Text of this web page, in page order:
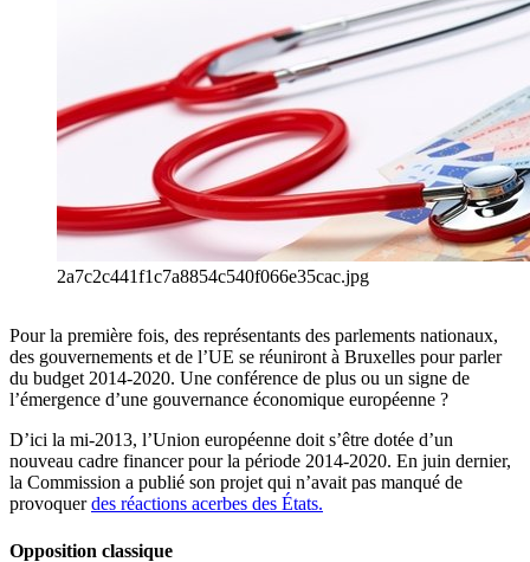
2a7c2c441f1c7a8854c540f066e35cac.jpg
Pour la première fois, des représentants des parlements nationaux,
des gouvernements et de l’UE se réuniront à Bruxelles pour parler
du budget 2014-2020. Une conférence de plus ou un signe de
l’émergence d’une gouvernance économique européenne ?
D’ici la mi-2013, l’Union européenne doit s’être dotée d’un
nouveau cadre financer pour la période 2014-2020. En juin dernier,
la Commission a publié son projet qui n’avait pas manqué de
provoquerdes réactions acerbes des États.
Opposition classique